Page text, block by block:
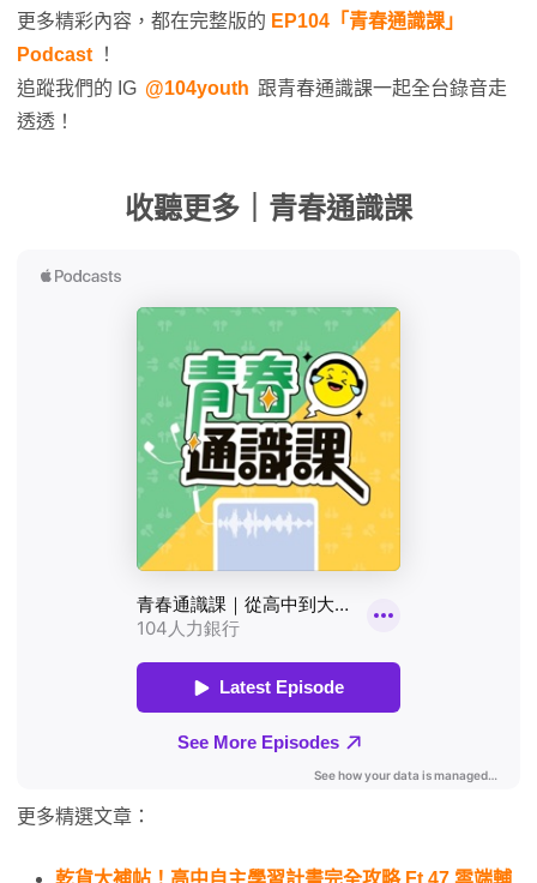
更多精彩內容，都在完整版的 EP104「青春通識課」
Podcast
！
追蹤我們的 IG @104youth 跟青春通識課一起全台錄音走
透透！
收聽更多｜青春通識課
更多精選文章：